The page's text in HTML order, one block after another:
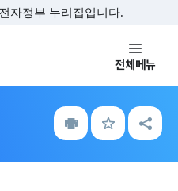
주메뉴 바로가기
본문내용 바로가기
자정부 누리집입니다.
전체메뉴
인
쇄
즐
겨
공
유